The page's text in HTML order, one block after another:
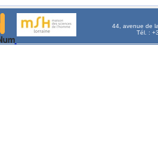
44, avenue de
Tél. :